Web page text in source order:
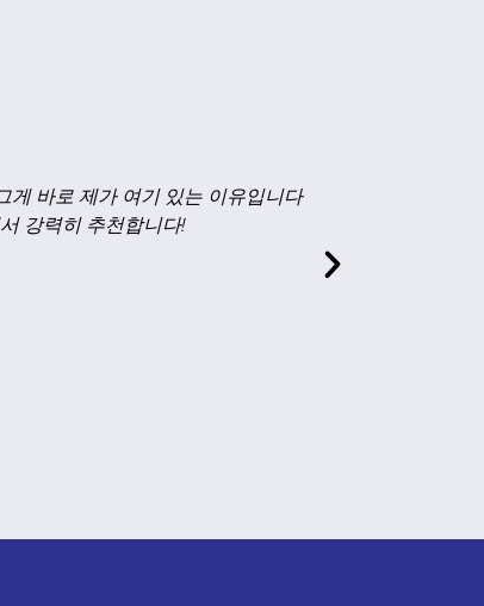
다음과 같습니다: 1) 역할극이나
떠오르는 질문들을 자주 합니다. 3)